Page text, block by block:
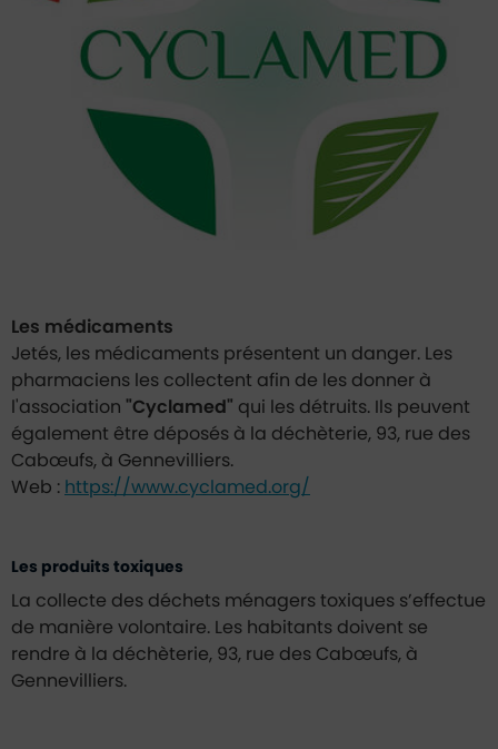
Les médicaments
Jetés, les médicaments présentent un danger. Les
pharmaciens les collectent afin de les donner à
l'association "Cyclamed" qui les détruits. Ils peuvent
également être déposés à la déchèterie, 93, rue des
Cabœufs, à Gennevilliers.
Web : https://www.cyclamed.org/
Les produits toxiques
La collecte des déchets ménagers toxiques s’effectue
de manière volontaire. Les habitants doivent se
rendre à la déchèterie, 93, rue des Cabœufs, à
Gennevilliers.